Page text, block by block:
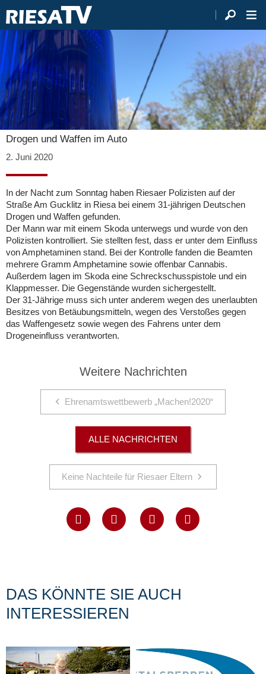
Drogen und Waffen im Auto
2. Juni 2020
In der Nacht zum Sonntag haben Riesaer Polizisten auf der
Straße Am Gucklitz in Riesa bei einem 31-jährigen Deutschen
Drogen und Waffen gefunden.
Der Mann war mit einem Skoda unterwegs und wurde von den
Polizisten kontrolliert. Sie stellten fest, dass er unter dem Einfluss
von Amphetaminen stand. Bei der Kontrolle fanden die Beamten
mehrere Gramm Amphetamine sowie offenbar Cannabis.
Außerdem lagen im Skoda eine Schreckschusspistole und ein
Klappmesser. Die Gegenstände wurden sichergestellt.
Der 31-Jährige muss sich unter anderem wegen des unerlaubten
Besitzes von Betäubungsmitteln, wegen des Verstoßes gegen
das Waffengesetz sowie wegen des Fahrens unter dem
Drogeneinfluss verantworten.
Weitere Nachrichten
Ehrenamtswettbewerb „Machen!2020“
ALLE NACHRICHTEN
Keine Nachteile für Riesaer Eltern
DAS KÖNNTE SIE AUCH
INTERESSIEREN